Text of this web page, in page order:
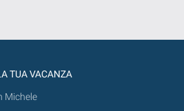
TUA VACANZA